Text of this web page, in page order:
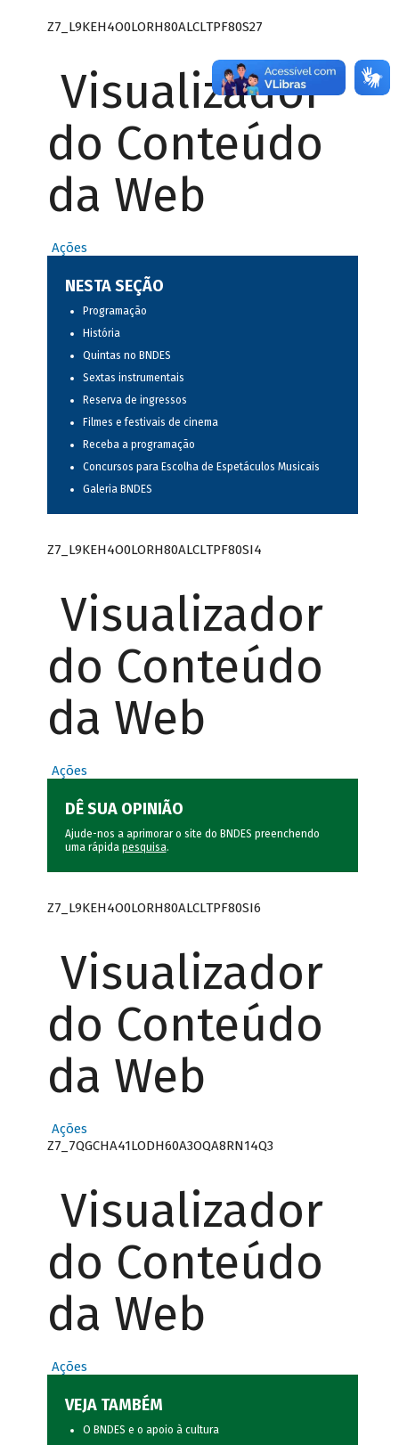
Z7_L9KEH4O0LORH80ALCLTPF80S27
Visualizador
do Conteúdo
da Web
Ações
NESTA SEÇÃO
Programação
História
Quintas no BNDES
Sextas instrumentais
Reserva de ingressos
Filmes e festivais de cinema
Receba a programação
Concursos para Escolha de Espetáculos Musicais
Galeria BNDES
Z7_L9KEH4O0LORH80ALCLTPF80SI4
Visualizador
do Conteúdo
da Web
Ações
DÊ SUA OPINIÃO
Ajude-nos a aprimorar o site do BNDES preenchendo
uma rápida pesquisa.
Z7_L9KEH4O0LORH80ALCLTPF80SI6
Visualizador
do Conteúdo
da Web
Ações
Z7_7QGCHA41LODH60A3OQA8RN14Q3
Visualizador
do Conteúdo
da Web
Ações
VEJA TAMBÉM
O BNDES e o apoio à cultura